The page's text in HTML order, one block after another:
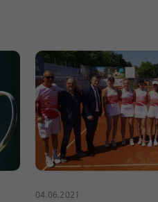
04.06.2021